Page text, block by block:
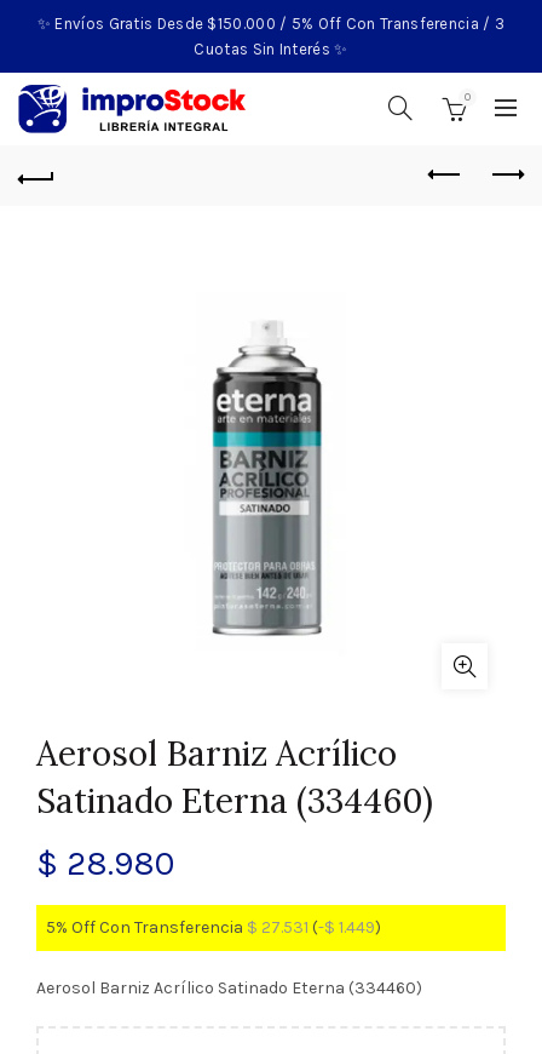
✨ Envíos Gratis Desde $150.000 / 5% Off Con Transferencia / 3
Cuotas Sin Interés ✨
0
Aerosol Barniz Acrílico
Satinado Eterna (334460)
$ 28.980
5% Off Con Transferencia $ 27.531 (-$ 1.449)
Aerosol Barniz Acrílico Satinado Eterna (334460)